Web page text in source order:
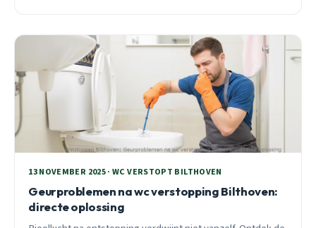
13 NOVEMBER 2025 · WC VERSTOPT BILTHOVEN
Geurproblemen na wc verstopping Bilthoven:
directe oplossing